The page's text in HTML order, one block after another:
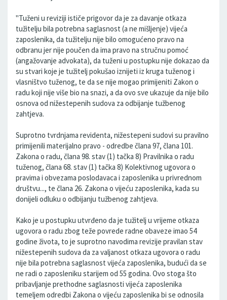
"Tuženi u reviziji ističe prigovor da je za davanje otkaza
tužitelju bila potrebna saglasnost (a ne mišljenje) vijeća
zaposlenika, da tužitelju nije bilo omogućeno pravo na
odbranu jer nije poučen da ima pravo na stručnu pomoć
(angažovanje advokata), da tuženi u postupku nije dokazao da
su stvari koje je tužitelj pokušao iznijeti iz kruga tuženog i
vlasništvo tuženog, te da se nije mogao primijeniti Zakon o
radu koji nije više bio na snazi, a da ovo sve ukazuje da nije bilo
osnova od nižestepenih sudova za odbijanje tužbenog
zahtjeva.
Suprotno tvrdnjama revidenta, nižestepeni sudovi su pravilno
primijenili materijalno pravo - odredbe člana 97, člana 101.
Zakona o radu, člana 98. stav (1) tačka 8) Pravilnika o radu
tuženog, člana 68. stav (1) tačka 8) Kolektivnog ugovora o
pravima i obvezama poslodavaca i zaposlenika u privrednom
društvu..., te člana 26. Zakona o vijeću zaposlenika, kada su
donijeli odluku o odbijanju tužbenog zahtjeva.
Kako je u postupku utvrđeno da je tužitelj u vrijeme otkaza
ugovora o radu zbog teže povrede radne obaveze imao 54
godine života, to je suprotno navodima revizije pravilan stav
nižestepenih sudova da za valjanost otkaza ugovora o radu
nije bila potrebna saglasnost vijeća zaposlenika, budući da se
ne radi o zaposleniku starijem od 55 godina. Ovo stoga što
pribavljanje prethodne saglasnosti vijeća zaposlenika
temeljem odredbi Zakona o vijeću zaposlenika bi se odnosila